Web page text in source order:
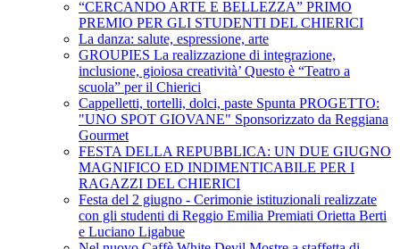
“CERCANDO ARTE E BELLEZZA” PRIMO
PREMIO PER GLI STUDENTI DEL CHIERICI
La danza: salute, espressione, arte
GROUPIES La realizzazione di integrazione,
inclusione, gioiosa creatività’ Questo è “Teatro a
scuola” per il Chierici
Cappelletti, tortelli, dolci, paste Spunta PROGETTO:
"UNO SPOT GIOVANE" Sponsorizzato da Reggiana
Gourmet
FESTA DELLA REPUBBLICA: UN DUE GIUGNO
MAGNIFICO ED INDIMENTICABILE PER I
RAGAZZI DEL CHIERICI
Festa del 2 giugno - Cerimonie istituzionali realizzate
con gli studenti di Reggio Emilia Premiati Orietta Berti
e Luciano Ligabue